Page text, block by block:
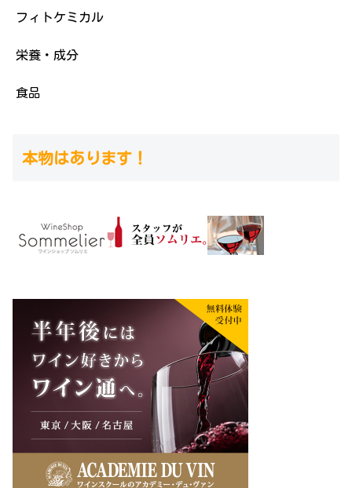
フィトケミカル
栄養・成分
食品
本物はあります！